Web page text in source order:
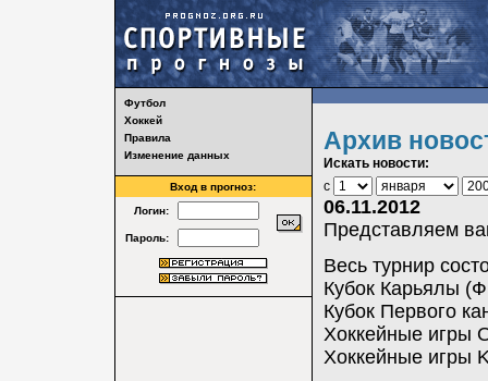
Футбол
Хоккей
Правила
Изменение данных
Вход в прогноз:
Логин:
Пароль:
Архив
Искать новости:
с
06.11.2012
Представляем
Весь турнир
Кубок Карьялы
Кубок Первого
Хоккейные игры
Хоккейные игры